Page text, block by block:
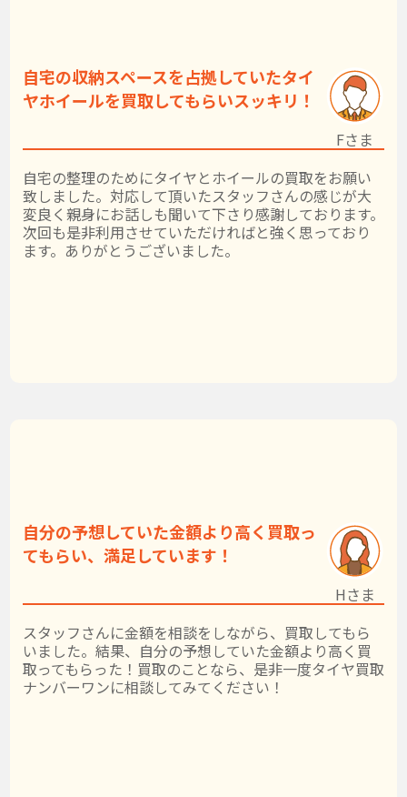
自宅の収納スペースを占拠していたタイ
ヤホイールを買取してもらいスッキリ！
自宅の整理のためにタイヤとホイールの買取をお願い
致しました。対応して頂いたスタッフさんの感じが大
変良く親身にお話しも聞いて下さり感謝しております。
次回も是非利用させていただければと強く思っており
ます。ありがとうございました。
Fさま
自分の予想していた金額より高く買取っ
てもらい、満足しています！
スタッフさんに金額を相談をしながら、買取してもら
いました。結果、自分の予想していた金額より高く買
取ってもらった！買取のことなら、是非一度タイヤ買取
ナンバーワンに相談してみてください！
Hさま